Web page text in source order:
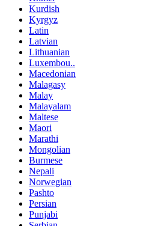
Kurdish
Kyrgyz
Latin
Latvian
Lithuanian
Luxembou..
Macedonian
Malagasy
Malay
Malayalam
Maltese
Maori
Marathi
Mongolian
Burmese
Nepali
Norwegian
Pashto
Persian
Punjabi